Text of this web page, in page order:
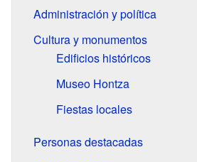
Administración y política
Cultura y monumentos
Edificios históricos
Museo Hontza
Fiestas locales
Personas destacadas